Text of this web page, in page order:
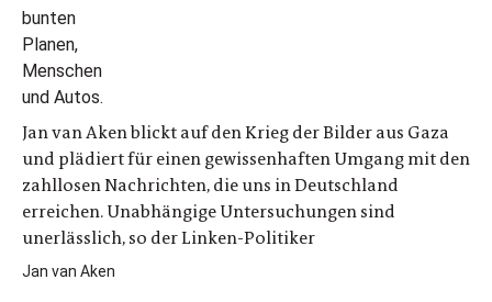
Jan van Aken blickt auf den Krieg der Bilder aus Gaza
und plädiert für einen gewissenhaften Umgang mit den
zahllosen Nachrichten, die uns in Deutschland
erreichen. Unabhängige Untersuchungen sind
unerlässlich, so der Linken-Politiker
Jan van Aken